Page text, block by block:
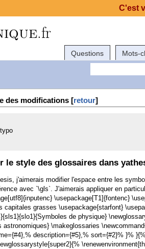
Questions Mots-
des modifications [retour]
typo
le style des glossaires dans
j'aimerais modifier l'espace entre les
avec `\gls`. J'aimerais appliquer en
\usepackage[T1]{fontenc}
capitales grasses \usepackage{starfont}
de physique}
astronomiques} \makeglossaries
description={#5},% sort={#2}% }%
C'est